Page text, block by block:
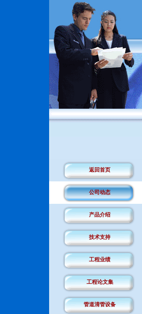
返回首页
公司动态
产品介绍
技术支持
工程业绩
工程论文集
管道清管设备